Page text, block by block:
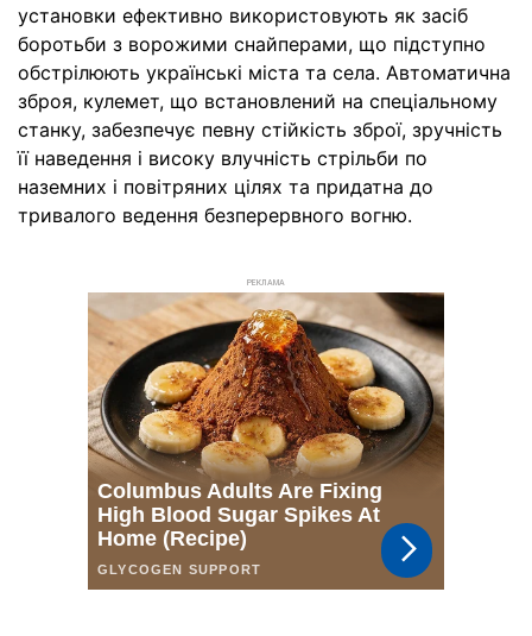
установки ефективно використовують як засіб
боротьби з ворожими снайперами, що підступно
обстрілюють українські міста та села. Автоматична
зброя, кулемет, що встановлений на спеціальному
станку, забезпечує певну стійкість зброї, зручність
її наведення і високу влучність стрільби по
наземних і повітряних цілях та придатна до
тривалого ведення безперервного вогню.
РЕКЛАМА